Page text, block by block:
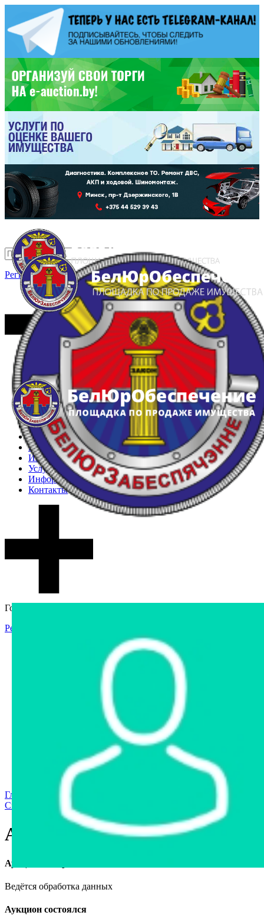
Регистрация Вход
Главная
Арестованное имущество
Реестр несостоявшихся торгов
Реестр переоценок
Частное имущество
Государственное имущество
Интернет-магазин
Интернет-витрина
Услуги
Информация
Контакты
Гостевой доступ
Регистрация
Интернет-магазин
Интернет-витрина
Арестованное имущество
Реестр несостоявшихся торгов
Реестр переоценок
Государственное имущество
Главная страница
Спецтехника
Погрузчики Амкодор 332С-01, 2005
Амкодор 332С-01, 2005
Аукцион завершён
Ведётся обработка данных
Аукцион состоялся